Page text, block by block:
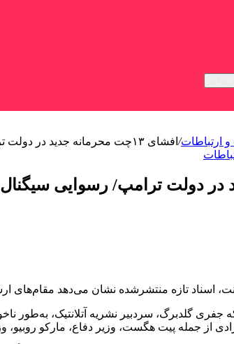
ارتباطات/ افشای ۱۳چت محرمانه جدید در دولت ترامپ/ رسوایی سیگنال ادامه دارد
اسناد تازه منتشرشده نشان می‌دهد مقام‌های
جفری گلدبرگ، سردبیر نشریه آتلانتیک، به‌طور
از جمله پیت هگست، وزیر دفاع، مارکو